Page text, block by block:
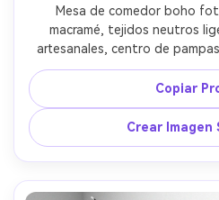
Mesa de comedor boho
macramé, tejidos neutros
artesanales, centro de
destello suave, Canon R6
acogedora, detalles realistas
naturales
Copiar
Crear Imagen